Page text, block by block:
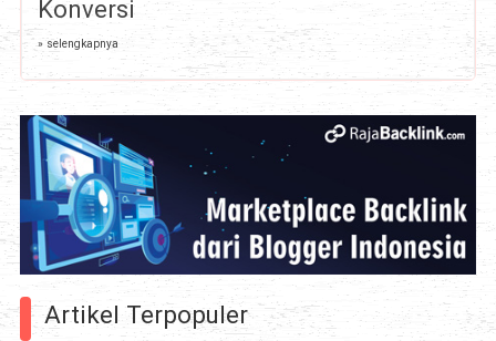
Konversi
» selengkapnya
Artikel Terpopuler